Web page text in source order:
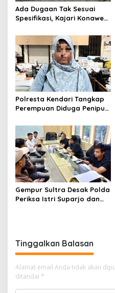
Ada Dugaan Tak Sesuai
Spesifikasi, Kajari Konawe
Rupbasan Rp1,9 Miliar
Dihentikan
Polresta Kendari Tangkap
Perempuan Diduga Penipu
Rp588,1 Juta
Gempur Sultra Desak Polda
Periksa Istri Suparjo dan
Tinggalkan Balasan
Alamat email Anda tidak akan
ditandai *